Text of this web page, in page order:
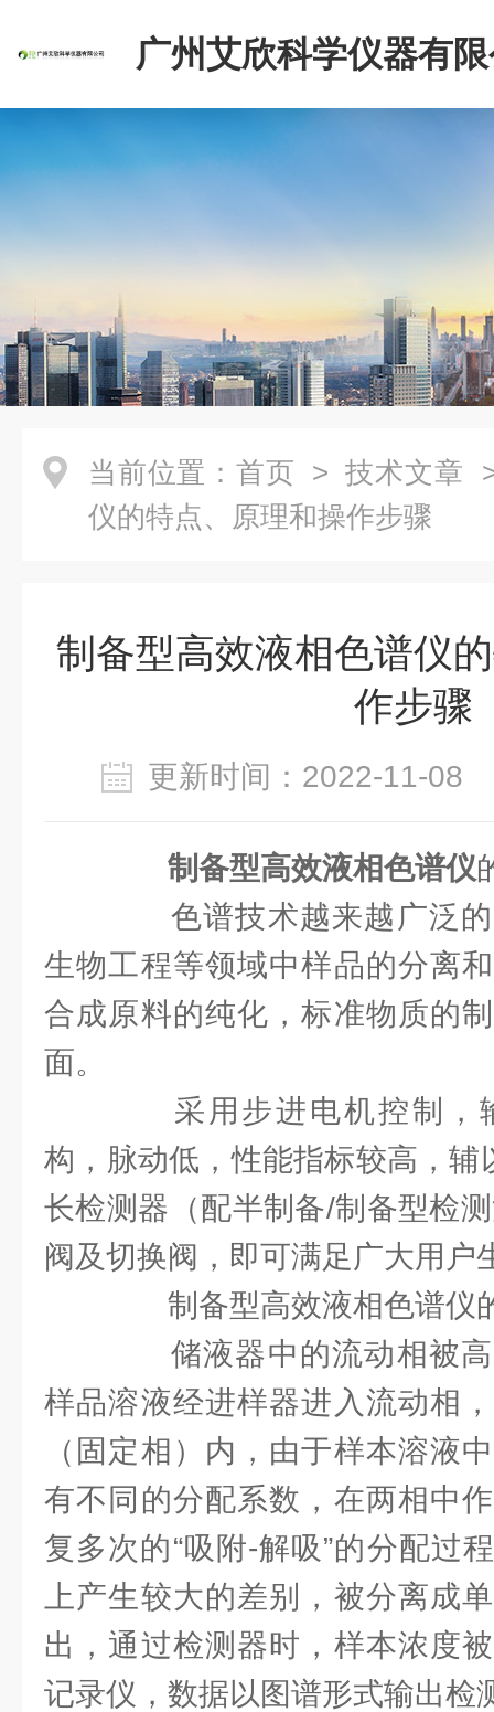
广州艾欣科学仪器有
当前位置： 首页 > 技术文章
仪的特点、原理和操作步骤
制备型高效液相色谱仪
作步骤
更新时间：2022-11-
制备型高效液相色谱仪
色谱技术越来越广泛的
生物工程等领域中样品的分离
合成原料的纯化，标准物质的
面。
采用步进电机控制，
构，脉动低，性能指标较高，辅
长检测器（配半制备/制备型检
阀及切换阀，即可满足广大用户
制备型高效液相色谱仪
储液器中的流动相被高
样品溶液经进样器进入流动相
（固定相）内，由于样本溶液
有不同的分配系数，在两相中
复多次的“吸附-解吸”的分配过
上产生较大的差别，被分离成
出，通过检测器时，样本浓度
记录仪，数据以图谱形式输出检